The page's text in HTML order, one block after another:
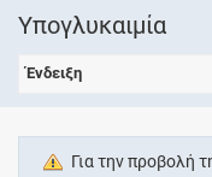
Υπογλυκαιμία
Ένδειξη
Για την προβολή